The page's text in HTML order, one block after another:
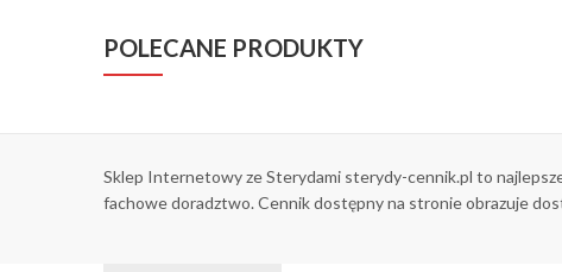
POLECANE PRODUKTY
Sklep Internetowy ze Sterydami sterydy-cennik.pl to
fachowe doradztwo. Cennik dostępny na stronie obrazuje